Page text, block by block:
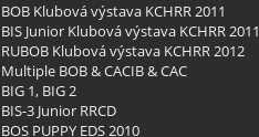
BOB Klubová výstava KCHRR 2011
BIS Junior Klubová výstava KCHRR 2011
RUBOB Klubová výstava KCHRR 2012
Multiple BOB & CACIB & CAC
BIG 1, BIG 2
BIS-3 Junior RRCD
BOS PUPPY EDS 2010